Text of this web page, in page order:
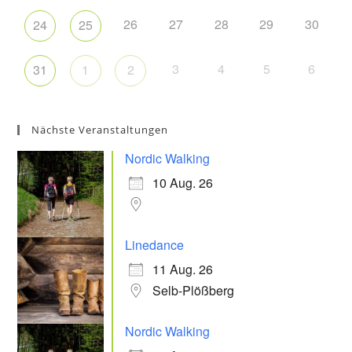
24 25 26 27 28 29 30
31 1 2 3 4 5 6
Nächste Veranstaltungen
Nordic Walking
10 Aug. 26
Linedance
11 Aug. 26
Selb-Plößberg
Nordic Walking